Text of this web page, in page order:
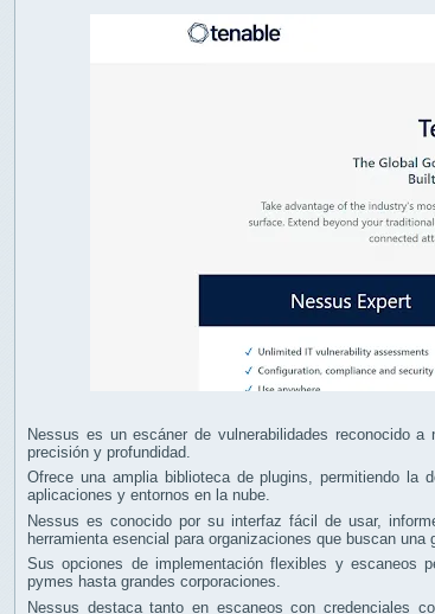
Nessus es un escáner de vulnerabilidades reconocido
precisión y profundidad.
Ofrece una amplia biblioteca de plugins, permitiendo la
aplicaciones y entornos en la nube.
Nessus es conocido por su interfaz fácil de usar,
herramienta esencial para organizaciones que buscan una
Sus opciones de implementación flexibles y escaneos
pymes hasta grandes corporaciones.
Nessus destaca tanto en escaneos con credenciales